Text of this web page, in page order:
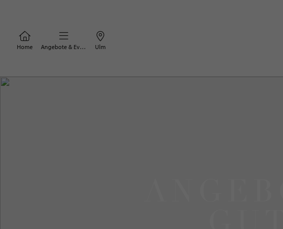
Home Angebote & Events Ulm